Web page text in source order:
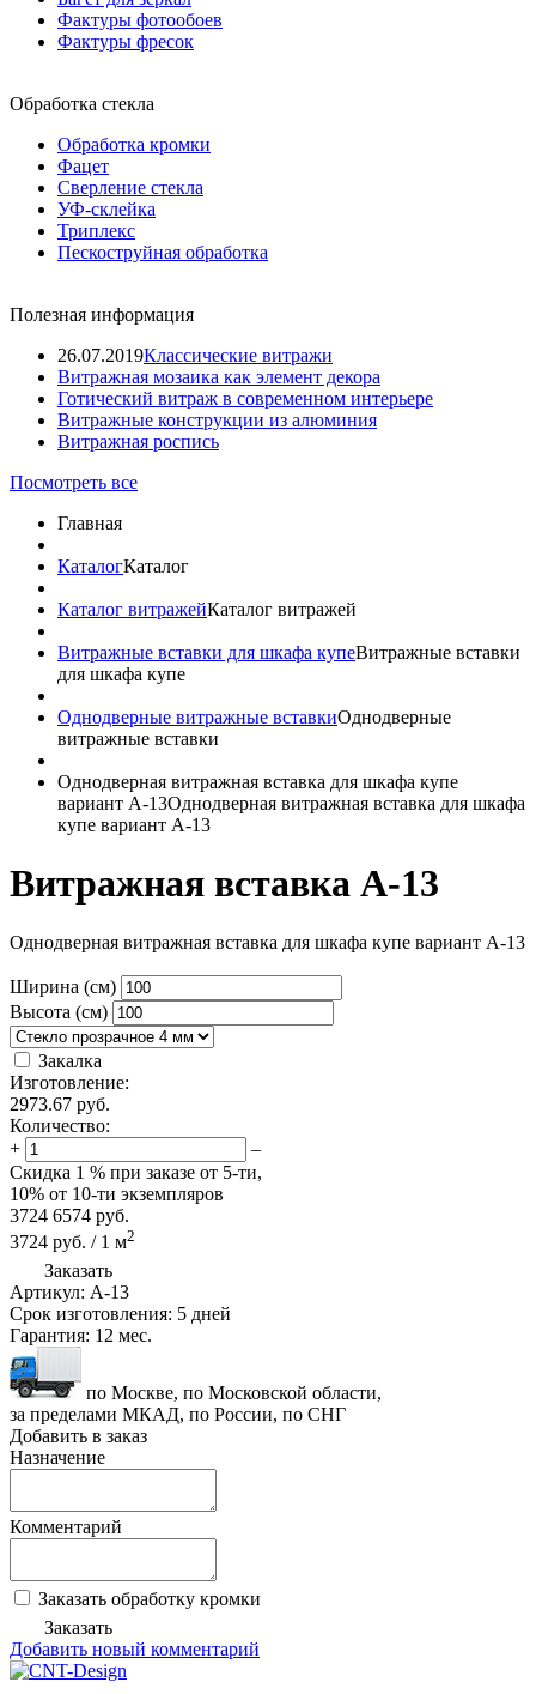
Фактуры фотообоев
Фактуры фресок
Обработка стекла
Обработка кромки
Фацет
Сверление стекла
УФ-склейка
Триплекс
Пескоструйная обработка
Полезная информация
26.07.2019Классические витражи
Витражная мозаика как элемент декора
Готический витраж в современном интерьере
Витражные конструкции из алюминия
Витражная роспись
Посмотреть все
Главная
КаталогКаталог
Каталог витражейКаталог витражей
Витражные вставки для шкафа купеВитражные вставки
для шкафа купе
Однодверные витражные вставкиОднодверные
витражные вставки
Однодверная витражная вставка для шкафа купе
вариант A-13Однодверная витражная вставка для шкафа
купе вариант A-13
Витражная вставка A-13
Однодверная витражная вставка для шкафа купе вариант A-13
Ширина (см)
Высота (см)
Закалка
Изготовление:
2973.67 руб.
Количество:
+
–
Скидка 1 % при заказе от 5-ти,
10% от 10-ти экземпляров
3724 6574 руб.
3724 руб. / 1 м2
Заказать
Артикул: A-13
Срок изготовления: 5 дней
Гарантия: 12 мес.
по Москве, по Московской области,
за пределами МКАД, по России, по СНГ
Добавить в заказ
Назначение
Комментарий
Заказать обработку кромки
Заказать
Добавить новый комментарий